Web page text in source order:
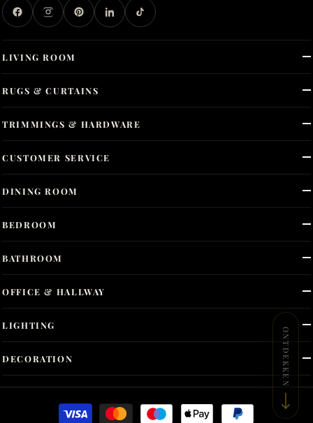
LIVING ROOM
DINING ROOM
BEDROOM
BATHROOM
OFFICE & HALLWAY
LIGHTING
DECORATION
RUGS & CURTAINS
TRIMMINGS & HARDWARE
CUSTOMER SERVICE
ONTDEKKEN